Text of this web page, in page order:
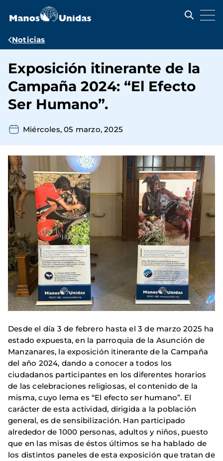
contenido
Ruta
navegación
Noticias
Exposición itinerante de la
Campaña 2024: “El Efecto
Ser Humano”.
Miércoles, 05 marzo, 2025
Desde el día 3 de febrero hasta el 3 de marzo 2025 ha
estado expuesta, en la parroquia de la Asunción de
Manzanares, la exposición itinerante de la Campaña
del año 2024, dando a conocer a todos los
ciudadanos participantes en los diferentes horarios
de las celebraciones religiosas, el contenido de la
misma, cuyo lema es “El efecto ser humano”. El
carácter de esta actividad, dirigida a la población
general, es de sensibilización. Han participado
alrededor de 1000 personas, adultos y niños, puesto
que en las misas de éstos últimos se ha hablado de
los distintos paneles de esta exposición que tratan de